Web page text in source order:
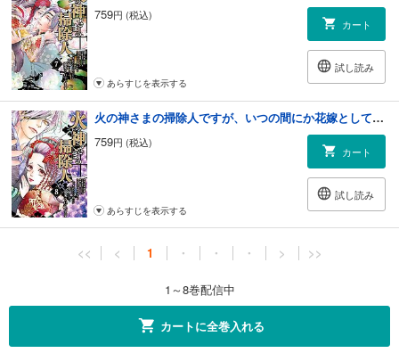
759円 (税込)
カート
試し読み
あらすじを表示する
火の神さまの掃除人ですが、いつの間にか花嫁として溺愛されています 8
759円 (税込)
カート
試し読み
あらすじを表示する
<< < 1 ・ ・ ・ > >>
1～8巻配信中
カートに全巻入れる